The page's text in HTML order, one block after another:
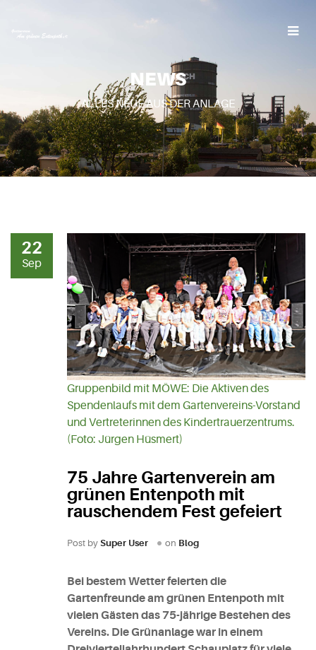
NEWS
ALLES NEUE AUS DER ANLAGE
22
Sep
Gruppenbild mit MÖWE: Die Aktiven des
Spendenlaufs mit dem Gartenvereins-Vorstand
und Vertreterinnen des Kindertrauerzentrums.
(Foto: Jürgen Hüsmert)
75 Jahre Gartenverein am
grünen Entenpoth mit
rauschendem Fest gefeiert
Post by Super User on Blog
Bei bestem Wetter feierten die
Gartenfreunde am grünen Entenpoth mit
vielen Gästen das 75-jährige Bestehen des
Vereins. Die Grünanlage war in einem